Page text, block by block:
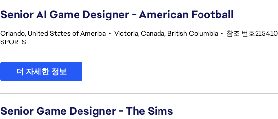
Senior AI Game Designer - American Football
Orlando, United States of America • Victoria, Canada, British Columbia • 참조 번호215410
SPORTS
더 자세한 정보
Senior Game Designer - The Sims